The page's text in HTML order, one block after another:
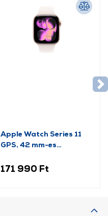
Apple Watch Series 11
GPS, 42 mm-es
lágy rózsaszín
171 990 Ft